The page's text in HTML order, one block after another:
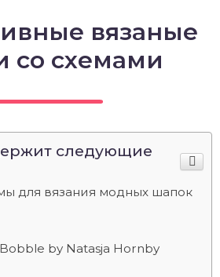
вязаные
со схемами
следующие
для вязания модных шапок
by Natasja Hornby